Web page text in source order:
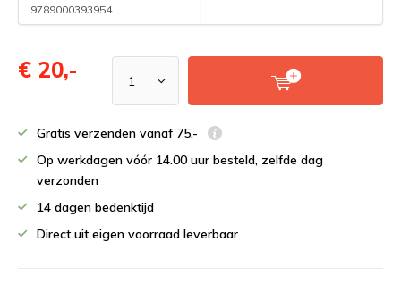
9789000393954
€ 20,-
Gratis verzenden vanaf 75,-
Op werkdagen vóór 14.00 uur besteld, zelfde dag
verzonden
14 dagen bedenktijd
Direct uit eigen voorraad leverbaar